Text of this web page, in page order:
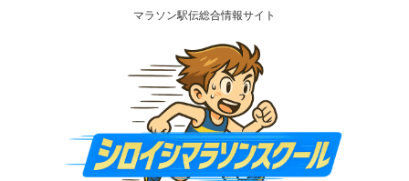
マラソン駅伝総合情報サイト